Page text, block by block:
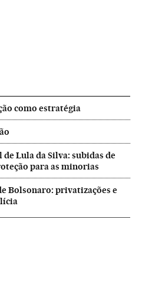
como estratégia
Lula da Silva: subidas de
para as minorias
Bolsonaro: privatizações e